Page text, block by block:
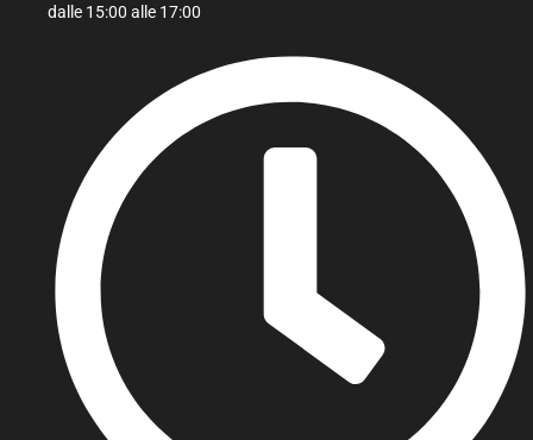
dalle 15:00 alle 17:00